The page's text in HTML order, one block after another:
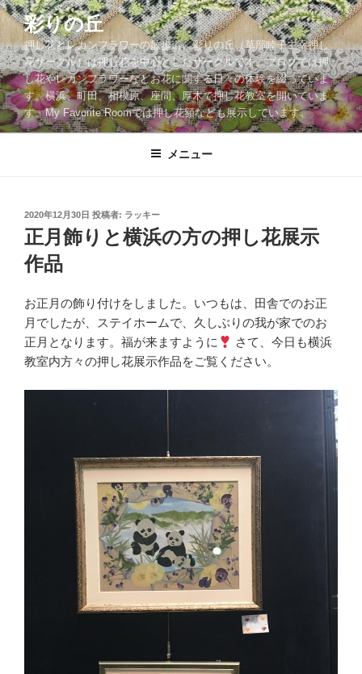
コ
ン
テ
ン
ツ
へ
ス
彩りの丘
押し花とレカンフラワーの散歩道。彩りの丘（草部睦子主宰押し
花サークル）は押し花を中心としたサークルです。ブログでは押
し花やレカンフラワーなどお花に関する日々の体験を綴っていま
す。横浜、町田、相模原、座間、厚木で押し花教室を開いていま
す。My Favorite Roomでは押し花額なども展示しています。
メニュー
投
稿
日:
2020年12月30日 投稿者: ラッキー
正月飾りと横浜の方の押し花展示
作品
お正月の飾り付けをしました。いつもは、田舎でのお正
月でしたが、ステイホームで、久しぶりの我が家でのお
正月となります。福が来ますように
さて、今日も横浜
教室内方々の押し花展示作品をご覧ください。